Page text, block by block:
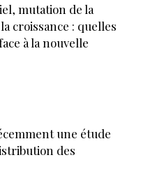
mutation de la
croissance : quelles
à la nouvelle
une étude
des